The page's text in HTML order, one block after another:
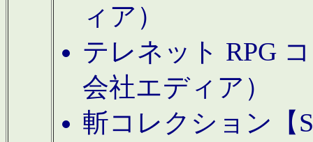
ィア）
テレネット RPG
会社エディア）
斬コレクション【